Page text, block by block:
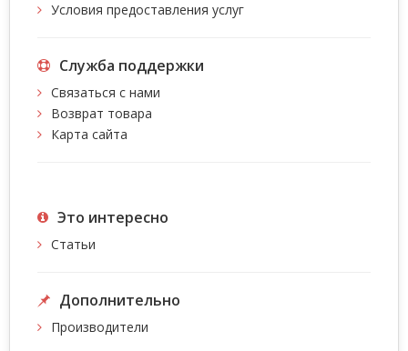
Условия предоставления услуг
Служба поддержки
Связаться с нами
Возврат товара
Карта сайта
Это интересно
Статьи
Дополнительно
Производители